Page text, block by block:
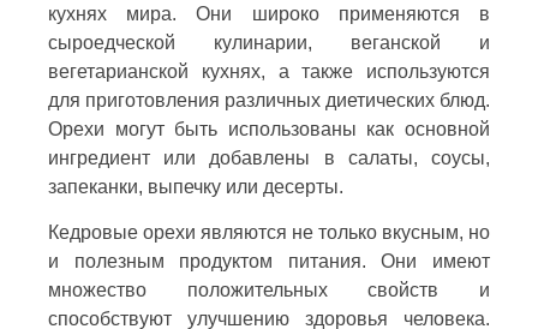
кухнях мира. Они широко применяются в
сыроедческой кулинарии, веганской и
вегетарианской кухнях, а также используются
для приготовления различных диетических блюд.
Орехи могут быть использованы как основной
ингредиент или добавлены в салаты, соусы,
запеканки, выпечку или десерты.
Кедровые орехи являются не только вкусным, но
и полезным продуктом питания. Они имеют
множество положительных свойств и
способствуют улучшению здоровья человека.